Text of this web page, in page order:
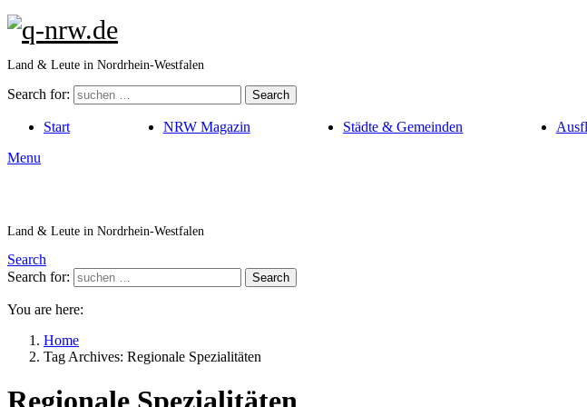
Land & Leute in Nordrhein-Westfalen
Search for: Search
Start NRW Magazin Städte & Gemeinden
Menu
Land & Leute in Nordrhein-Westfalen
Search
Search for:
Search
You are here:
Home
Tag Archives: Regionale Spezialitäten